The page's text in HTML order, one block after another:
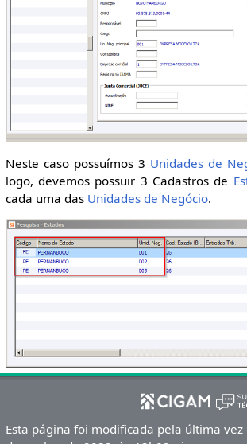
Neste caso possuímos 3 Unidades de
logo, devemos possuir 3 Cadastros de
cada uma das Unidades de Negócio.
Esta página foi modificada pela última vez